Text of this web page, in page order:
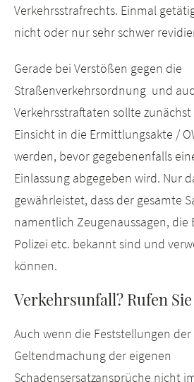
Verkehrsstrafrechts. Einmal
nicht oder nur sehr schwer
Gerade bei Verstößen gegen die
Straßenverkehrsordnung und
Verkehrsstraftaten sollte
Einsicht in die Ermittlungsakte /
werden, bevor gegebenenfalls
Einlassung abgegeben wird. Nur
gewährleistet, dass der gesamte
namentlich Zeugenaussagen, die
Polizei etc. bekannt sind und
können.
Verkehrsunfall? Rufen
Auch wenn die Feststellungen
Geltendmachung der eigenen
Schadensersatzansprüche nicht